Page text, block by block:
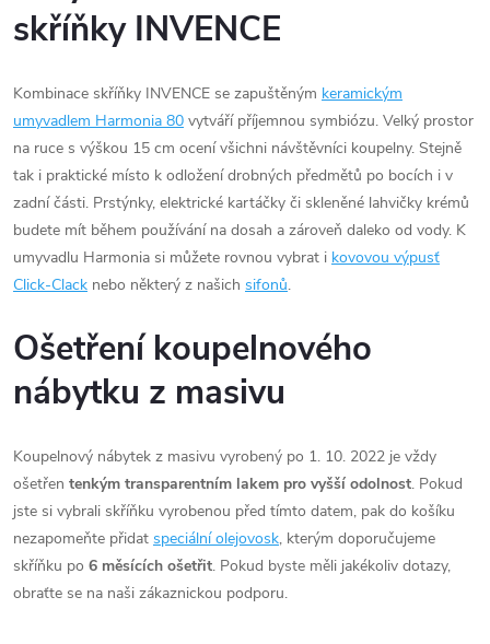
skříňky INVENCE
Kombinace skříňky INVENCE se zapuštěným keramickým
umyvadlem Harmonia 80 vytváří příjemnou symbiózu. Velký prostor
na ruce s výškou 15 cm ocení všichni návštěvníci koupelny. Stejně
tak i praktické místo k odložení drobných předmětů po bocích i v
zadní části. Prstýnky, elektrické kartáčky či skleněné lahvičky krémů
budete mít během používání na dosah a zároveň daleko od vody. K
umyvadlu Harmonia si můžete rovnou vybrat i kovovou výpusť
Click-Clack nebo některý z našich sifonů.
Ošetření koupelnového
nábytku z masivu
Koupelnový nábytek z masivu vyrobený po 1. 10. 2022 je vždy
ošetřen tenkým transparentním lakem pro vyšší odolnost. Pokud
jste si vybrali skříňku vyrobenou před tímto datem, pak do košíku
nezapomeňte přidat speciální olejovosk, kterým doporučujeme
skříňku po 6 měsících ošetřit. Pokud byste měli jakékoliv dotazy,
obraťte se na naši zákaznickou podporu.